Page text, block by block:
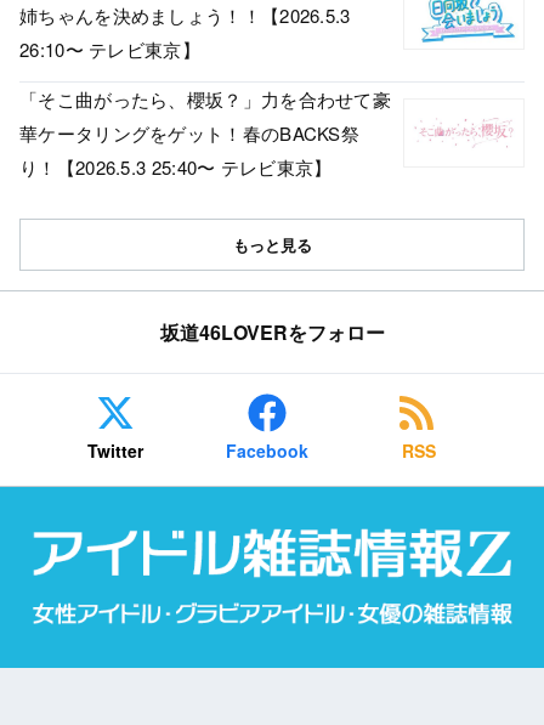
姉ちゃんを決めましょう！！【2026.5.3
26:10〜 テレビ東京】
「そこ曲がったら、櫻坂？」力を合わせて豪
華ケータリングをゲット！春のBACKS祭
り！【2026.5.3 25:40〜 テレビ東京】
もっと見る
坂道46LOVERをフォロー
Twitter Facebook RSS